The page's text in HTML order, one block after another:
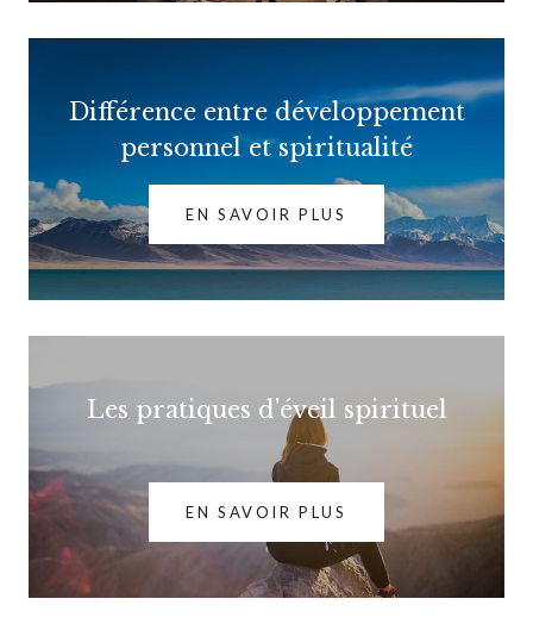
Différence entre développement
personnel et spiritualité
EN SAVOIR PLUS
Les pratiques d'éveil spirituel
EN SAVOIR PLUS